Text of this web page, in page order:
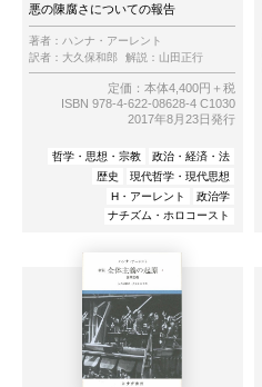
悪の陳腐さについての報告
著者： ハンナ・アーレント
訳者： 大久保和郎 解説： 山田正行
定価：本体4,400円＋税
ISBN 978-4-622-08628-4 C1030
2017年8月23日発行
哲学・思想・宗教
政治・経済・法
歴史
現代哲学・現代思想
H・アーレント
政治学
ナチズム・ホロコースト